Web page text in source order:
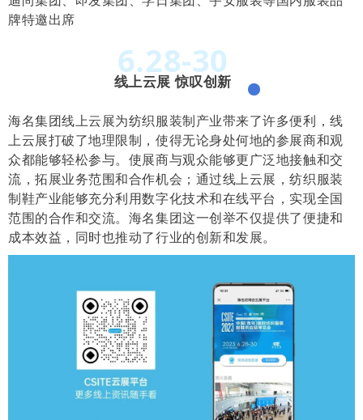
牌特邀出席
6.28-30
线上云展 惊叹创新
海名集团线上云展为纺织服装制产业带来了许多便利，线
上云展打破了地理限制，使得无论身处何地的参展商和观
众都能够轻松参与。使展商与观众能够更广泛地接触和交
流，拓展业务范围和合作机会；通过线上云展，纺织服装
制鞋产业能够充分利用数字化技术和在线平台，实现全国
范围的合作和交流。海名集团这一创举不仅提供了便捷和
成本效益，同时也推动了行业的创新和发展。